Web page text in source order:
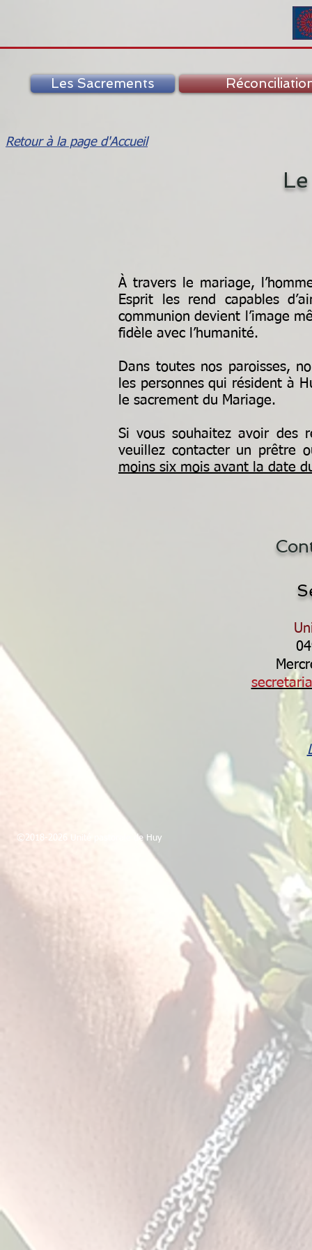
Les Sacrements
Retour à la page d'Accueil
À travers le mariage,
Esprit les rend capables
communion devient l’image
fidèle avec l’humanité.
Dans toutes nos paroisses,
les personnes qui résident à
le sacrement du Mariage.
Si vous souhaitez avoir des
veuillez contacter un prêtre
moins six mois avant la date
©2018-2026 Unité pastorale de Huy